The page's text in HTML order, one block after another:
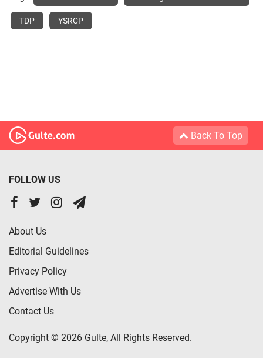
TDP YSRCP
Back To Top
FOLLOW US
About Us
Editorial Guidelines
Privacy Policy
Advertise With Us
Contact Us
Copyright © 2026 Gulte, All Rights Reserved.